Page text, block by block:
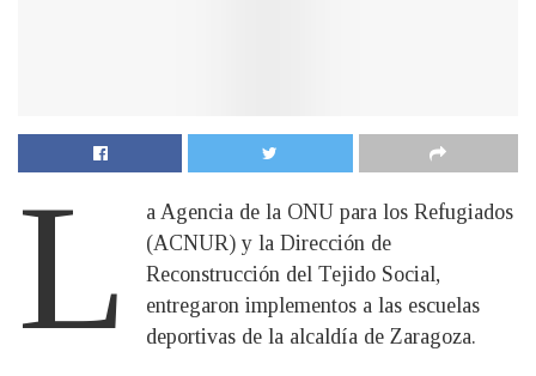
L
a Agencia de la ONU para los Refugiados
(ACNUR) y la Dirección de
Reconstrucción del Tejido Social,
entregaron implementos a las escuelas
deportivas de la alcaldía de Zaragoza.